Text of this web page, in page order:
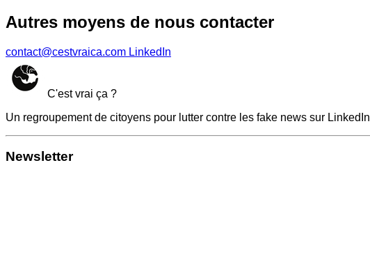
Autres moyens de nous contacter
contact@cestvraica.com LinkedIn
C'est vrai ça ?
Un regroupement de citoyens pour lutter contre les fake news sur LinkedIn
Newsletter